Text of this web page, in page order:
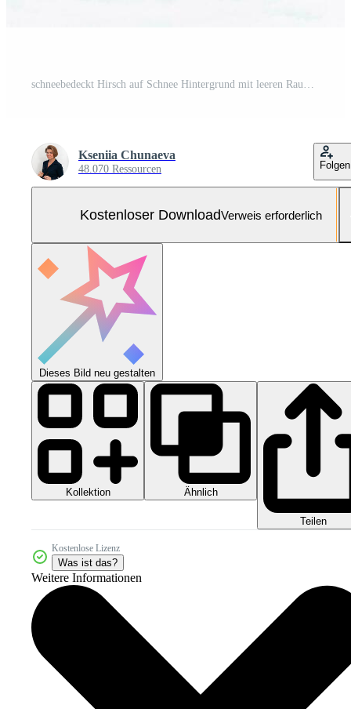
schneebedeckt Hirsch auf Schnee Hintergrund mit leeren Raum zum Text Kostenloses Foto
Kseniia Chunaeva
48.070 Ressourcen Folgen
Kostenloser DownloadVerweis erforderlich
Dieses Bild neu gestalten
Kollektion Ähnlich
Teilen
Kostenlose Lizenz
Was ist das?
Weitere Informationen